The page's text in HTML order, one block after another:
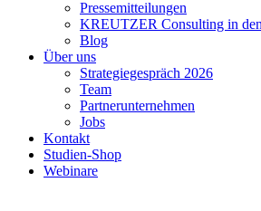
Pressemitteilungen
KREUTZER Consulting in
Blog
Über uns
Strategiegespräch 2026
Team
Partnerunternehmen
Jobs
Kontakt
Studien-Shop
Webinare